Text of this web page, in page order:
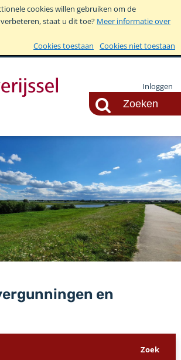
cookies willen gebruiken om de
staat u dit toe? Meer informatie over
Cookies toestaan
Cookies niet toestaan
Inloggen
en